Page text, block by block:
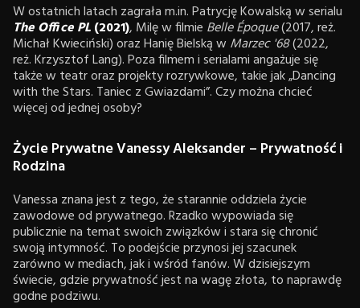
W ostatnich latach zagrała m.in. Patrycję Kowalską w serialu
The Office PL(2021), Milę w filmie Belle Époque(2017, reż.
Michał Kwieciński) oraz Hanię Bielską w Marzec '68(2022,
reż. Krzysztof Lang). Poza filmem i serialami angażuje się
także w teatr oraz projekty rozrywkowe, takie jak „Dancing
with the Stars. Taniec z Gwiazdami”. Czy można chcieć
więcej od jednej osoby?
Życie Prywatne Vanessy Aleksander – Prywatność i
Rodzina
Vanessa znana jest z tego, że starannie oddziela życie
zawodowe od prywatnego. Rzadko wypowiada się
publicznie na temat swoich związków i stara się chronić
swoją intymność. To podejście przynosi jej szacunek
zarówno w mediach, jak i wśród fanów. W dzisiejszym
świecie, gdzie prywatność jest na wagę złota, to naprawdę
godne podziwu.